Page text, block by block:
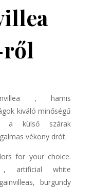
，hamis
kiváló minőségű
a külső szárak
vékony drót.
for your choice.
, artificial white
s, burgundy